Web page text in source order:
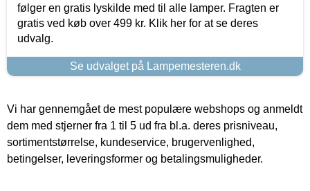
følger en gratis lyskilde med til alle lamper. Fragten er
gratis ved køb over 499 kr. Klik her for at se deres
udvalg.
Se udvalget på Lampemesteren.dk
Vi har gennemgået de mest populære webshops og anmeldt
dem med stjerner fra 1 til 5 ud fra bl.a. deres prisniveau,
sortimentstørrelse, kundeservice, brugervenlighed,
betingelser, leveringsformer og betalingsmuligheder.